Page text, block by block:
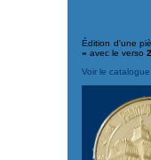
Édition d'une
» avec le verso
Voir le catalogue